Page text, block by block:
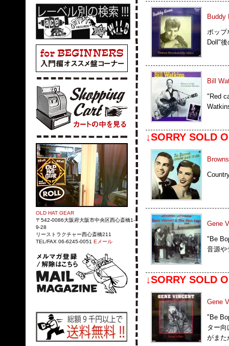
OLD HAT GEAR
〒542-0086大阪府大阪市中央区西心斎橋1-
9-28
リーストラクチャー西心斎橋211
TEL/FAX 06-6245-0051 Eメール
Buddy
ポップ
Doll"
Bill
"Red
↓SORRY SOLD
Gene
"Be
音源や
↓SORRY SOLD
Gene
"Be
ター向
がまた